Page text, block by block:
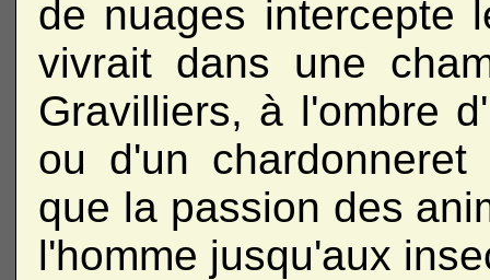
de nuages intercepte
vivrait dans une
Gravilliers, à l'ombre
ou d'un
que la passion des
l'homme jusqu'aux